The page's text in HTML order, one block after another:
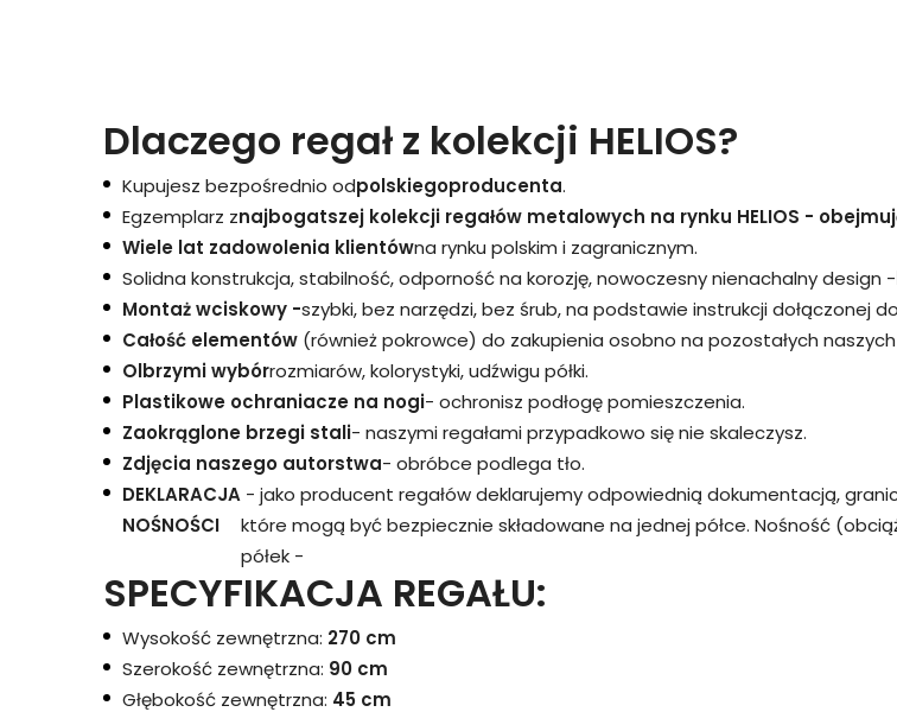
Dlaczego regał z kolekcji HELIOS?
Kupujesz bezpośrednio odpolskiegoproducenta.
Egzemplarz znajbogatszej kolekcji regałów metalowych na rynku HELIOS -
Wiele lat zadowolenia klientówna rynku polskim i zagranicznym.
Solidna konstrukcja, stabilność, odporność na korozję, nowoczesny nienachalny design -
Montaż wciskowy -szybki, bez narzędzi, bez śrub, na podstawie instrukcji dołączonej
Całość elementów (również pokrowce) do zakupienia osobno na pozostałych
Olbrzymi wybórrozmiarów, kolorystyki, udźwigu półki.
Plastikowe ochraniacze na nogi- ochronisz podłogę pomieszczenia.
Zaokrąglone brzegi stali- naszymi regałami przypadkowo się nie skaleczysz.
Zdjęcia naszego autorstwa- obróbce podlega tło.
DEKLARACJA
NOŚNOŚCI
- jako producent regałów deklarujemy odpowiednią dokumentacją,
które mogą być bezpiecznie składowane na jednej półce. Nośność
półek -
SPECYFIKACJA REGAŁU:
Wysokość zewnętrzna: 270 cm
Szerokość zewnętrzna: 90 cm
Głębokość zewnętrzna: 45 cm